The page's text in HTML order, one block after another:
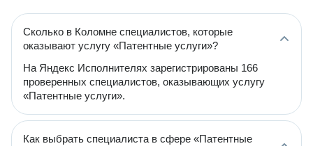
Сколько в Коломне специалистов, которые
оказывают услугу «Патентные услуги»?
На Яндекс Исполнителях зарегистрированы 166
проверенных специалистов, оказывающих услугу
«Патентные услуги».
Как выбрать специалиста в сфере «Патентные